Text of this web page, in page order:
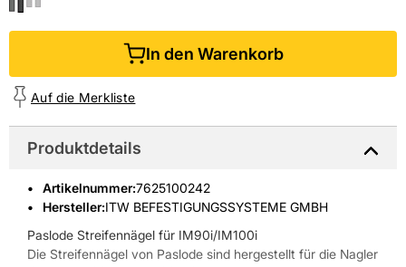
In den Warenkorb
Auf die Merkliste
Produktdetails
Artikelnummer:7625100242
Hersteller:ITW BEFESTIGUNGSSYSTEME GMBH
Paslode Streifennägel für IM90i/IM100i
Die Streifennägel von Paslode sind hergestellt für die Nagler